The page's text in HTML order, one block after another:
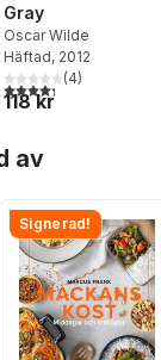
röster:
Gray
Oscar Wilde
Häftad, 2012
4,3utav 5 stjärnor.
(4)
118 kr
av
Signerad!